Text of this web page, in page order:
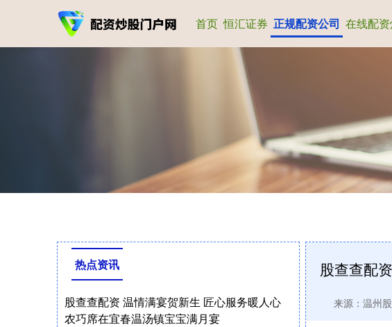
首页 恒汇证券 正规配资公司 在线配
股查查配
来源：温州
热点资讯
股查查配资 温情满宴贺新生 匠心服务暖人心
农巧席在宜春温汤镇宝宝满月宴